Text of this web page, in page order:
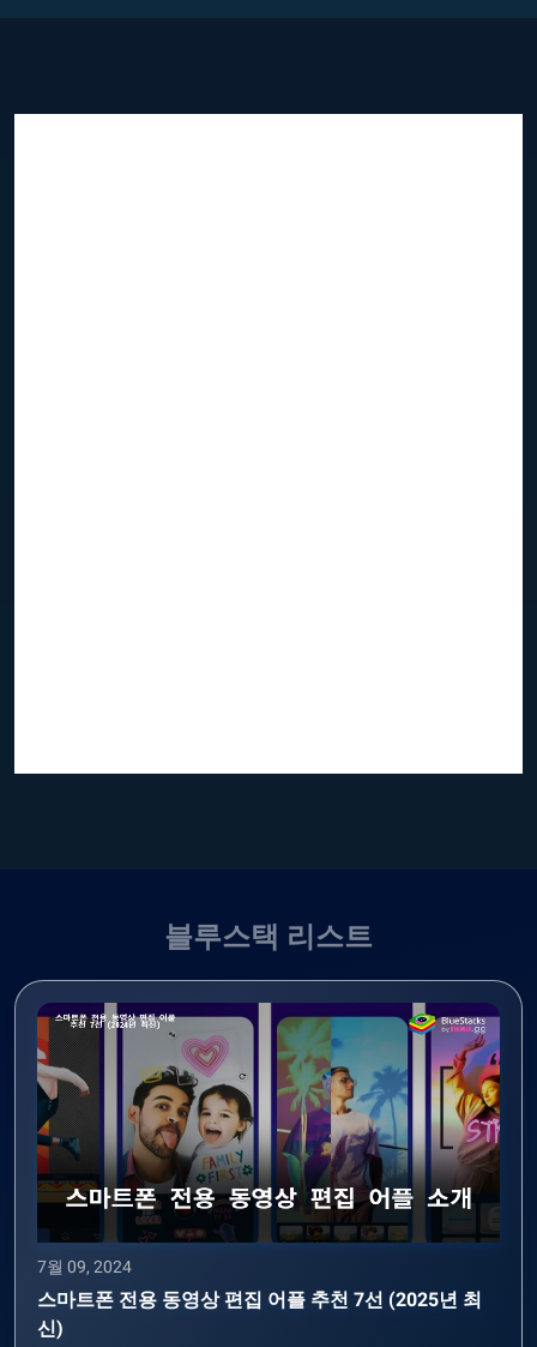
블루스택 리스트
7월 09, 2024
스마트폰 전용 동영상 편집 어플 추천 7선 (2025년 최
신)